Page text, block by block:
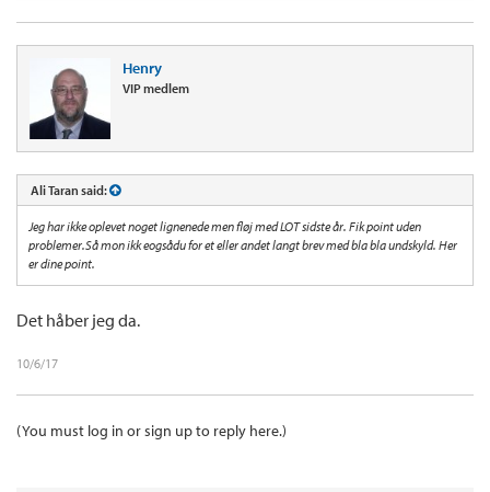
Henry
VIP medlem
Ali Taran said:
Jeg har ikke oplevet noget lignenede men fløj med LOT sidste år. Fik point uden
problemer.Så mon ikk eogsådu for et eller andet langt brev med bla bla undskyld. Her
er dine point.
Det håber jeg da.
10/6/17
(You must log in or sign up to reply here.)